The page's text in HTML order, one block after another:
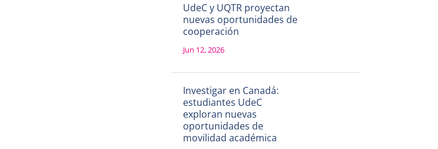
UdeC y UQTR proyectan
nuevas oportunidades de
cooperación
Jun 12, 2026
Investigar en Canadá:
estudiantes UdeC
exploran nuevas
oportunidades de
movilidad académica